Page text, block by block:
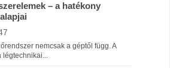
– a hatékony
nemcsak a géptől függ. A
légtechnikai...